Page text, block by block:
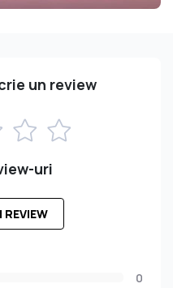
un review
uri
REVIEW
0